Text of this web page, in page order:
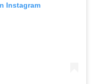
Instagram